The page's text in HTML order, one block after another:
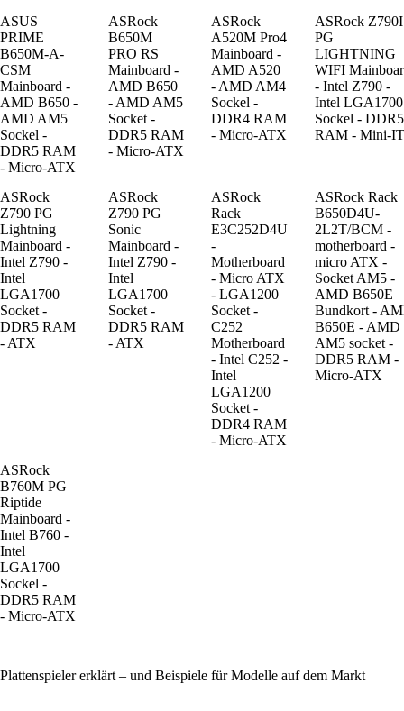
ASUS
PRIME
B650M-A-
CSM
Mainboard -
AMD B650 -
AMD AM5
Sockel -
DDR5 RAM
- Micro-ATX
ASRock
B650M
PRO RS
Mainboard -
AMD B650
- AMD AM5
Socket -
DDR5 RAM
- Micro-ATX
ASRock
A520M Pro4
Mainboard -
AMD A520
- AMD AM4
Sockel -
DDR4 RAM
- Micro-ATX
ASRock Z790I
PG
LIGHTNING
WIFI
- Intel Z790 -
Intel LGA1700
Sockel - DDR5
RAM - Mini-
ASRock
Z790 PG
Lightning
Mainboard -
Intel Z790 -
Intel
LGA1700
Socket -
DDR5 RAM
- ATX
ASRock
Z790 PG
Sonic
Mainboard -
Intel Z790 -
Intel
LGA1700
Socket -
DDR5 RAM
- ATX
ASRock
Rack
E3C252D4U
-
Motherboard
- Micro ATX
- LGA1200
Socket -
C252
Motherboard
- Intel C252 -
Intel
LGA1200
Socket -
DDR4 RAM
- Micro-ATX
ASRock Rack
B650D4U-
2L2T/BCM -
motherboard -
micro ATX -
Socket AM5 -
AMD B650E
Bundkort -
B650E - AMD
AM5 socket -
DDR5 RAM -
Micro-ATX
ASRock
B760M PG
Riptide
Mainboard -
Intel B760 -
Intel
LGA1700
Sockel -
DDR5 RAM
- Micro-ATX
Plattenspieler erklärt – und Beispiele für Modelle auf dem Markt